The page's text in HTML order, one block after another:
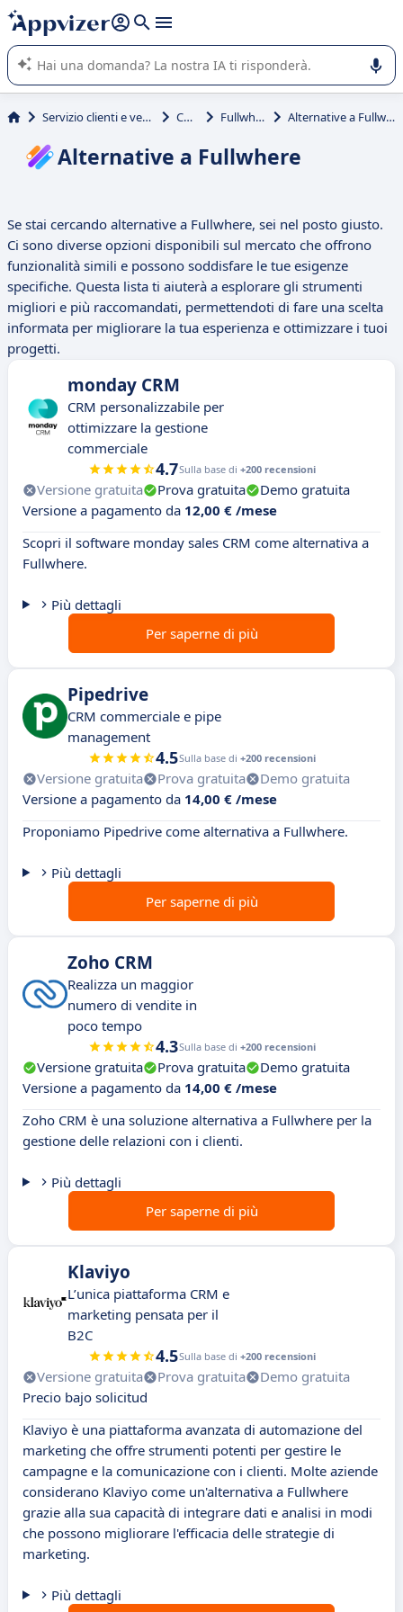
righe con
shift + enter
L'IA di Appvizer vi guida nell'utilizzo o nella scelta di un
software SaaS per la vostra azienda.
Servizio clienti e vendite CRM Fullwhere Alternative a Fullwhere
Alternative a Fullwhere
Se stai cercando alternative a Fullwhere, sei nel posto giusto.
Ci sono diverse opzioni disponibili sul mercato che offrono
funzionalità simili e possono soddisfare le tue esigenze
specifiche. Questa lista ti aiuterà a esplorare gli strumenti
migliori e più raccomandati, permettendoti di fare una scelta
informata per migliorare la tua esperienza e ottimizzare i tuoi
progetti.
monday CRM
CRM personalizzabile per
ottimizzare la gestione
commerciale
4.7Sulla base di +200 recensioni
Versione gratuita Prova gratuita
Demo gratuita
Versione a pagamento da 12,00 € /mese
Scopri il software monday sales CRM come alternativa a
Fullwhere.
Più dettagli
Per saperne di più
Pipedrive
CRM commerciale e pipe
management
4.5Sulla base di +200 recensioni
Versione gratuita Prova gratuita
Demo gratuita
Versione a pagamento da 14,00 € /mese
Proponiamo Pipedrive come alternativa a Fullwhere.
Più dettagli
Per saperne di più
Zoho CRM
Realizza un maggior
numero di vendite in
poco tempo
4.3Sulla base di +200 recensioni
Versione gratuita Prova gratuita
Demo gratuita
Versione a pagamento da 14,00 € /mese
Zoho CRM è una soluzione alternativa a Fullwhere per la
gestione delle relazioni con i clienti.
Più dettagli
Per saperne di più
Klaviyo
L’unica piattaforma CRM e
marketing pensata per il
B2C
4.5Sulla base di +200 recensioni
Versione gratuita Prova gratuita
Demo gratuita
Precio bajo solicitud
Klaviyo è una piattaforma avanzata di automazione del
marketing che offre strumenti potenti per gestire le
campagne e la comunicazione con i clienti. Molte aziende
considerano Klaviyo come un'alternativa a Fullwhere
grazie alla sua capacità di integrare dati e analisi in modi
che possono migliorare l'efficacia delle strategie di
marketing.
Più dettagli